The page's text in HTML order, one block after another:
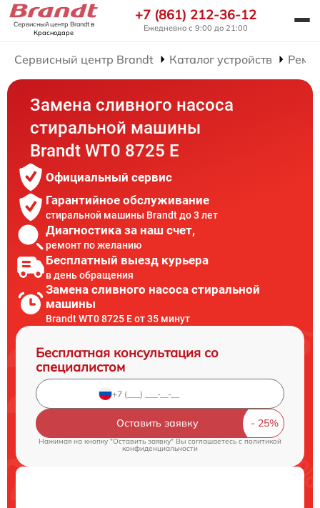
Сервисный центр Brandtв
Краснодаре
+7 (861) 212-36-12
Ежедневно с 9:00 до 21:00
Сервисный центр Brandt Каталог устройств
Замена сливного насоса
стиральной машины
Brandt WT0 8725 E
Официальный сервис
Гарантийное обслуживание
стиральной машины Brandt до 3 лет
Диагностика за наш счет,
ремонт по желанию
Бесплатный выезд курьера
в день обращения
Замена сливного насоса стиральной
машины
Brandt WT0 8725 E от 35 минут
Бесплатная консультация со
специалистом
Оставить заявку
Нажимая на кнопку "Оставить заявку" Вы соглашаетесь c политикой
конфиденциальности